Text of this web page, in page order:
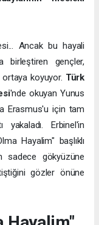
Ancak bu hayali
birleştiren gençler,
ortaya koyuyor. Türk
'nde okuyan Yunus
Erasmus'u için tam
Erbinel'in
Hayalim" başlıklı
sadece gökyüzüne
gözler önüne